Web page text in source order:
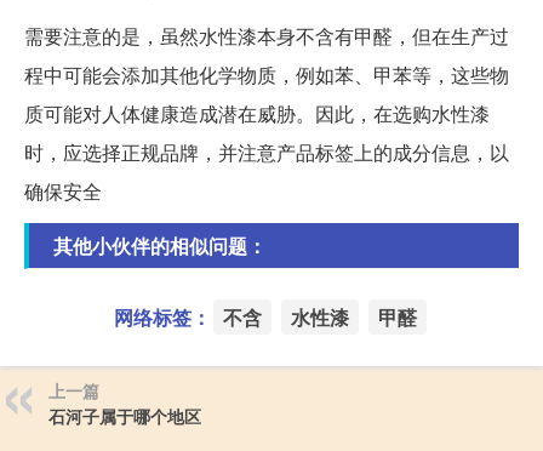
需要注意的是，虽然水性漆本身不含有甲醛，但在生产过
程中可能会添加其他化学物质，例如苯、甲苯等，这些物
质可能对人体健康造成潜在威胁。因此，在选购水性漆
时，应选择正规品牌，并注意产品标签上的成分信息，以
确保安全
其他小伙伴的相似问题：
网络标签： 不含 水性漆 甲醛
上一篇
石河子属于哪个地区